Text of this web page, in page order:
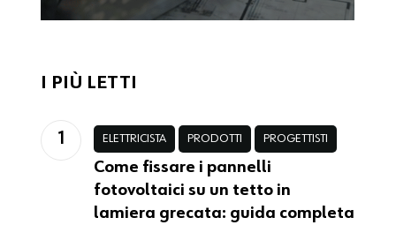
I PIÙ LETTI
ELETTRICISTA PRODOTTI PROGETTISTI
Come fissare i pannelli
fotovoltaici su un tetto in
lamiera grecata: guida completa